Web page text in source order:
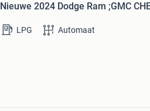
Nieuwe 2024 Dodge Ram ;GMC
LPG Automaat